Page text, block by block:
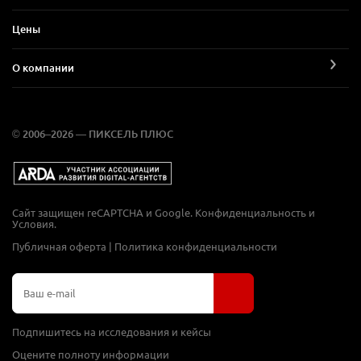
Цены
О компании
© 2006–2026 — ПИКСЕЛЬ ПЛЮС
Сайт защищен reCAPTCHA и Google. Конфиденциальность и
Условия
Публичная оферта | Политика конфиденциальности
Подпишитесь на исследования и кейсы
Оцените полноту информации